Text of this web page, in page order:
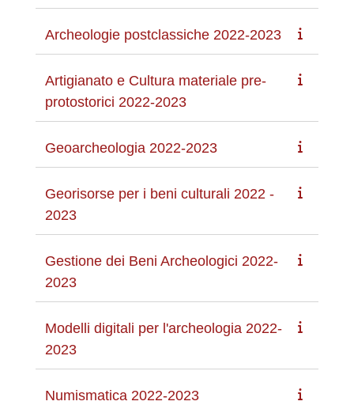
Archeologie postclassiche 2022-2023
Artigianato e Cultura materiale pre-
protostorici 2022-2023
Geoarcheologia 2022-2023
Georisorse per i beni culturali 2022 -
2023
Gestione dei Beni Archeologici 2022-
2023
Modelli digitali per l'archeologia 2022-
2023
Numismatica 2022-2023